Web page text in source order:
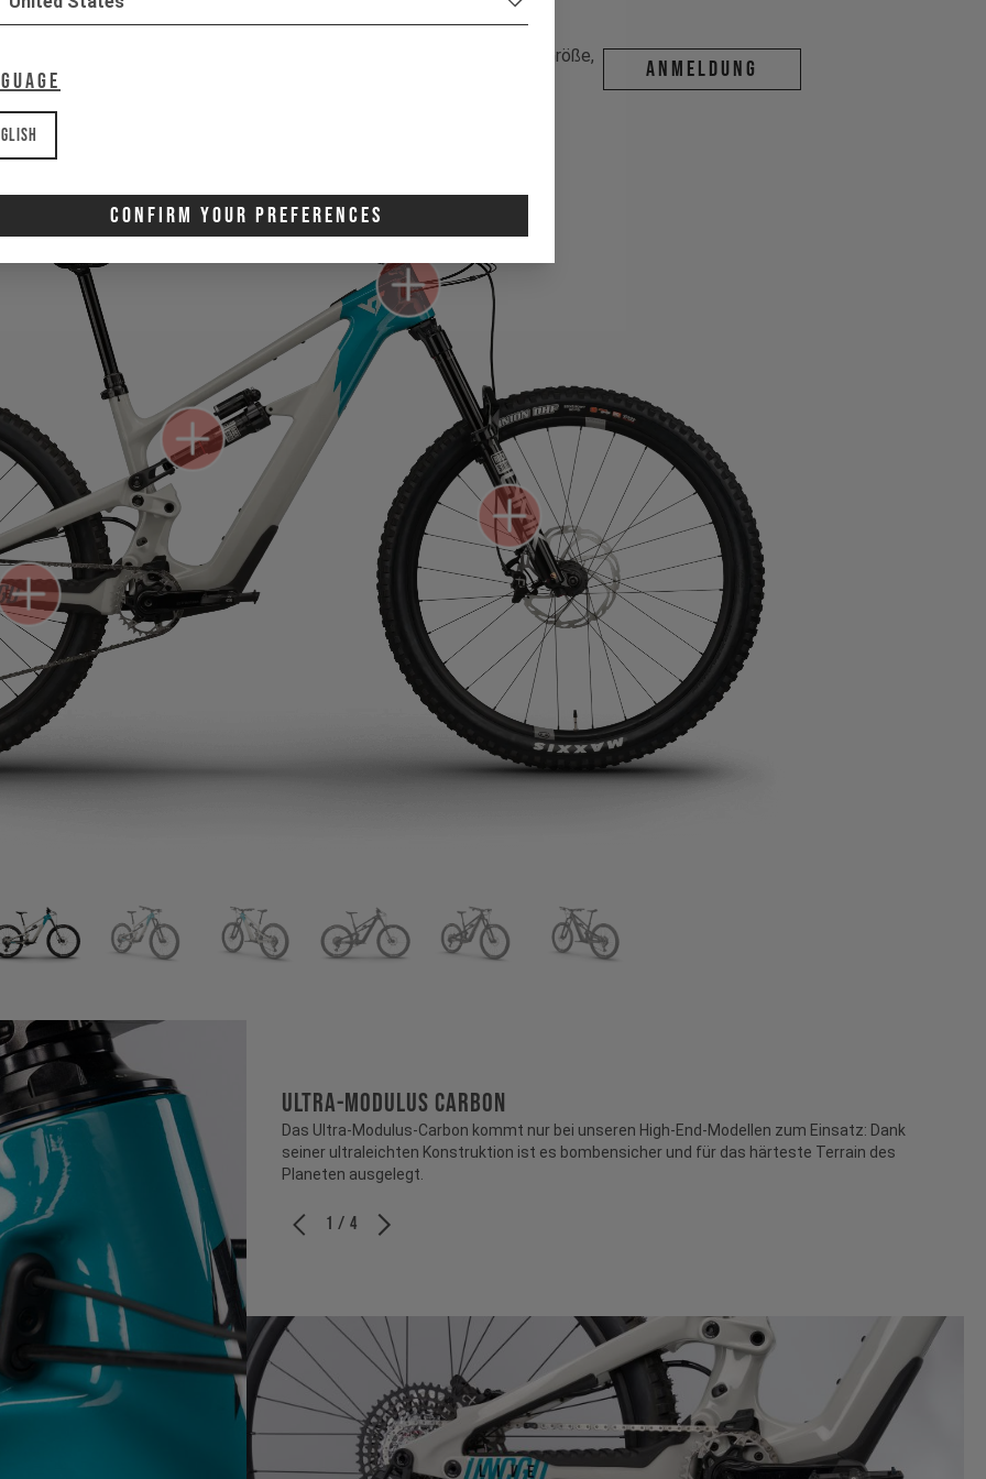
Confirm Your Preferences
Wähle deine Größe,
gib uns deine E-Mail — wir melden uns, sobald Nachschub da ist.
ANMELDUNG
ULTRA-MODULUS CARBON
Das Ultra-Modulus-Carbon kommt nur bei unseren High-End-Modellen zum Einsatz: Dank
seiner ultraleichten Konstruktion ist es bombensicher und für das härteste Terrain des
Planeten ausgelegt.
1 / 4